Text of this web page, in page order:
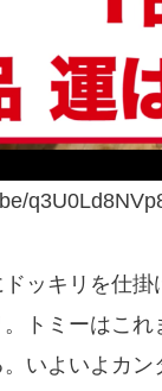
ドッキリを仕
。トミーはこ
いよいよカ